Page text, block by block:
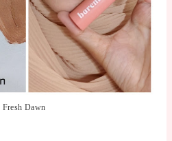
Fresh Dawn